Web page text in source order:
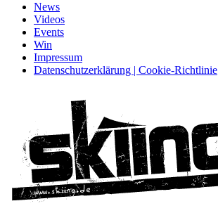
News
Videos
Events
Win
Impressum
Datenschutzerklärung | Cookie-Richtlinie